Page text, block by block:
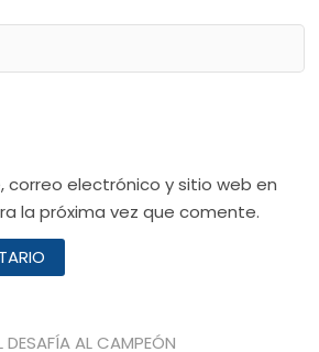
correo electrónico y sitio web en
la próxima vez que comente.
DESAFÍA AL CAMPEÓN